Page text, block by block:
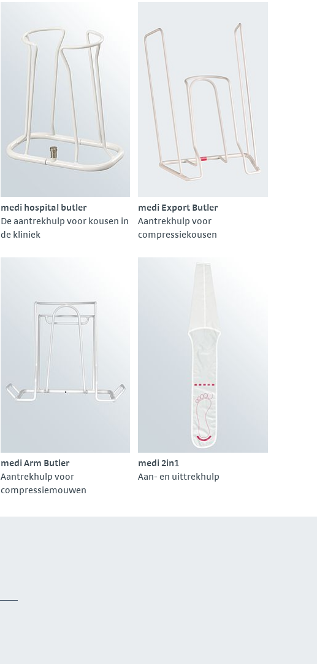
medi hospital butler
De aantrekhulp voor kousen in
de kliniek
medi Export Butler
Aantrekhulp voor
compressiekousen
medi Arm Butler
Aantrekhulp voor
compressiemouwen
medi 2in1
Aan- en uittrekhulp